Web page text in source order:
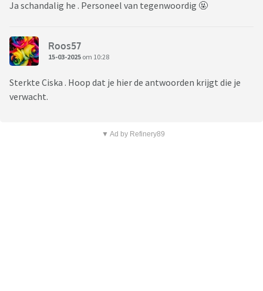
Ja schandalig he . Personeel van tegenwoordig 🤬
Roos57
15-03-2025 om 10:28
Sterkte Ciska . Hoop dat je hier de antwoorden krijgt die je
verwacht.
▼ Ad by Refinery89